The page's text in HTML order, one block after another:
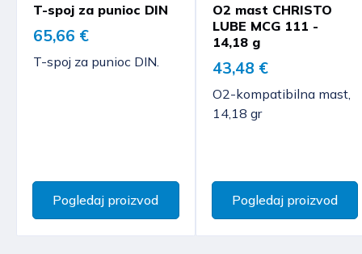
T-spoj za punioc DIN
65,66 €
T-spoj za punioc DIN.
Pogledaj proizvod
O2 mast CHRISTO
LUBE MCG 111 -
14,18 g
43,48 €
O2-kompatibilna mast,
14,18 gr
Pogledaj proizvod